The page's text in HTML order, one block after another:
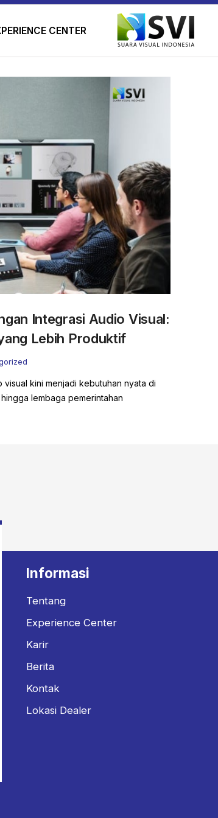
CENTER
Integrasi Audio Visual:
Lebih Produktif
kini menjadi kebutuhan nyata di
lembaga pemerintahan
Informasi
Tentang
Experience Center
Karir
Berita
Kontak
Lokasi Dealer